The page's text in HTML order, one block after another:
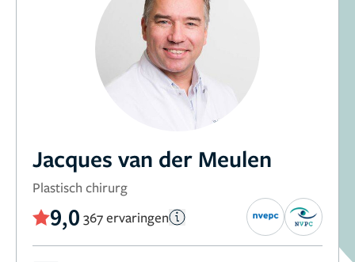
Jacques van der Meulen
Plastisch chirurg
9,0 367 ervaringen